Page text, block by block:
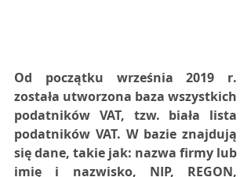
Od początku września 2019 r.
została utworzona baza wszystkich
podatników VAT, tzw. biała lista
podatników VAT. W bazie znajdują
się dane, takie jak: nazwa firmy lub
imię i nazwisko, NIP, REGON,